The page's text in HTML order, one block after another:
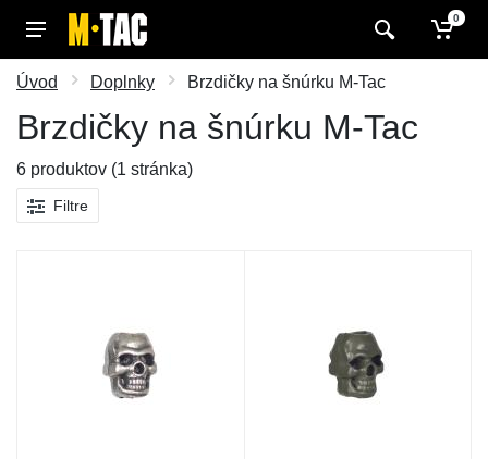
0
Úvod Doplnky Brzdičky na šnúrku M-Tac
Brzdičky na šnúrku M-Tac
6 produktov (1 stránka)
Filtre